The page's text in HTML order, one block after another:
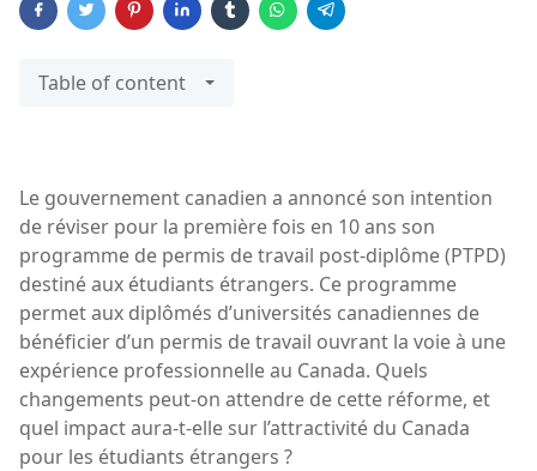
Table of content
Le gouvernement canadien a annoncé son intention
de réviser pour la première fois en 10 ans son
programme de permis de travail post-diplôme (PTPD)
destiné aux étudiants étrangers. Ce programme
permet aux diplômés d’universités canadiennes de
bénéficier d’un permis de travail ouvrant la voie à une
expérience professionnelle au Canada. Quels
changements peut-on attendre de cette réforme, et
quel impact aura-t-elle sur l’attractivité du Canada
pour les étudiants étrangers ?